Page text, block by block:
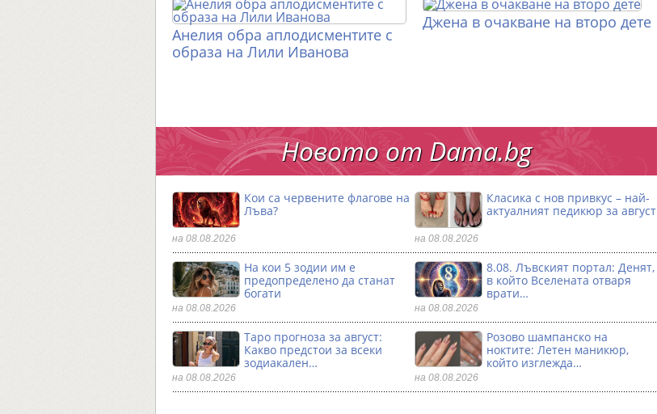
Анелия обра аплодисментите с
образа на Лили Иванова
Джена в очакване на второ дете
Новото от Dama.bg
Кои са червените флагове на
Лъва?
на 08.08.2026
Класика с нов привкус – най-
актуалният педикюр за август
на 08.08.2026
На кои 5 зодии им е
предопределено да станат
богати
на 08.08.2026
8.08. Лъвският портал: Денят,
в който Вселената отваря
врати…
на 08.08.2026
Таро прогноза за август:
Какво предстои за всеки
зодиакален…
на 08.08.2026
Розово шампанско на
ноктите: Летен маникюр,
който изглежда…
на 08.08.2026